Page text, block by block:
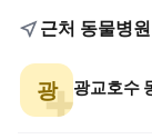
근처 동물병원
광 광교호수